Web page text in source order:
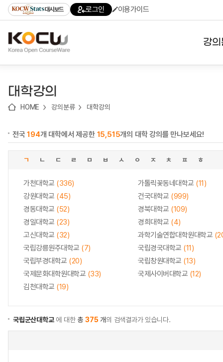
기
기
기
content)
가
대시보드 로그인 이용가이드
강
대학강의
HOME 강의분류 대학강의
전국194개 대학에서 제공한 15,515개의 대학 강의를 만나보세요!
ㄱ ㄴ ㄷ ㄹ ㅁ ㅂ ㅅ ㅇ ㅈ ㅊ ㅍ ㅎ
가천대학교 (336) 가톨릭꽃동네대학교 (11)
강원대학교 (45) 건국대학교 (999)
경동대학교 (52) 경북대학교 (109)
경일대학교 (23) 경희대학교 (4)
고신대학교 (32) 과학기술연합대학원대학교
국립강릉원주대학교 (7) 국립경국대학교 (11)
국립부경대학교 (20) 국립창원대학교 (13)
국제문화대학원대학교 (33) 국제사이버대학교 (12)
김천대학교 (19)
국립군산대학교에 대한총375 개의 검색결과가 있습니다.